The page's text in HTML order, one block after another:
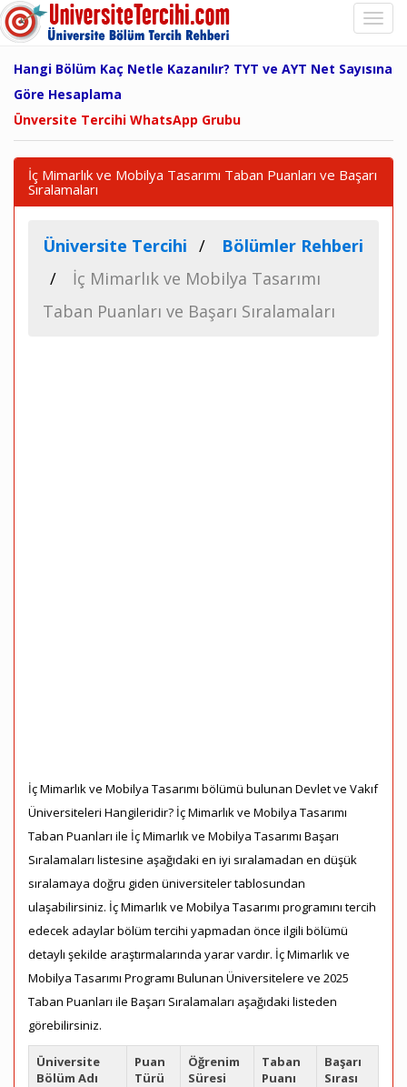
Hangi Bölüm Kaç Netle Kazanılır? TYT ve AYT Net Sayısına
Göre Hesaplama
Ünversite Tercihi WhatsApp Grubu
İç Mimarlık ve Mobilya Tasarımı Taban Puanları ve Başarı
Sıralamaları
Üniversite Tercihi
Bölümler Rehberi
İç Mimarlık ve Mobilya Tasarımı
Taban Puanları ve Başarı Sıralamaları
İç Mimarlık ve Mobilya Tasarımı bölümü bulunan Devlet ve Vakıf
Üniversiteleri Hangileridir? İç Mimarlık ve Mobilya Tasarımı
Taban Puanları ile İç Mimarlık ve Mobilya Tasarımı Başarı
Sıralamaları listesine aşağıdaki en iyi sıralamadan en düşük
sıralamaya doğru giden üniversiteler tablosundan
ulaşabilirsiniz. İç Mimarlık ve Mobilya Tasarımı programını tercih
edecek adaylar bölüm tercihi yapmadan önce ilgili bölümü
detaylı şekilde araştırmalarında yarar vardır. İç Mimarlık ve
Mobilya Tasarımı Programı Bulunan Üniversitelere ve 2025
Taban Puanları ile Başarı Sıralamaları aşağıdaki listeden
görebilirsiniz.
Üniversite
Bölüm Adı
Puan
Türü
Öğrenim
Süresi
Taban
Puanı
Başarı
Sırası